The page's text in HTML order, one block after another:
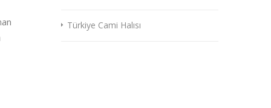
Türkiye Cami Halısı